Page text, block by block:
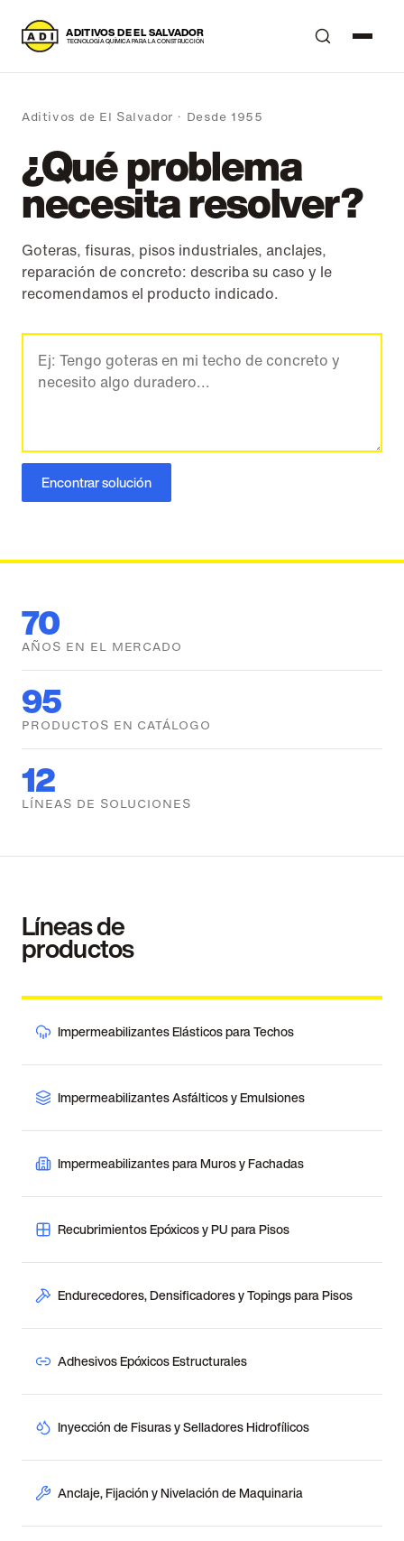
A DITIVOS DE EL SALVADOR
T ECNOLOGÍA QUÍMICA PARA LA CONSTRUCCIÓN
Aditivos de El Salvador · Desde 1955
¿Qué problema
necesita resolver?
Goteras, fisuras, pisos industriales, anclajes,
reparación de concreto: describa su caso y le
recomendamos el producto indicado.
Encontrar solución
70
AÑOS EN EL MERCADO
95
PRODUCTOS EN CATÁLOGO
12
LÍNEAS DE SOLUCIONES
Líneas de
productos
Impermeabilizantes Elásticos para Techos
Impermeabilizantes Asfálticos y Emulsiones
Impermeabilizantes para Muros y Fachadas
Recubrimientos Epóxicos y PU para Pisos
Endurecedores, Densificadores y Topings para Pisos
Adhesivos Epóxicos Estructurales
Inyección de Fisuras y Selladores Hidrofílicos
Anclaje, Fijación y Nivelación de Maquinaria